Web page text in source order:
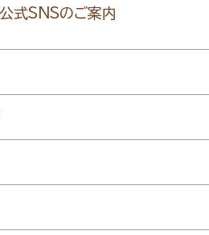
式SNSのご案内